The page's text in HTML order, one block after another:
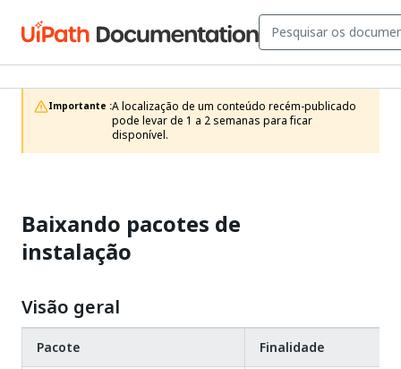
Importante :A localização de um conteúdo recém-publicado
pode levar de 1 a 2 semanas para ficar
disponível.
Baixando pacotes de
instalação
Visão geral
Pacote Finalidade